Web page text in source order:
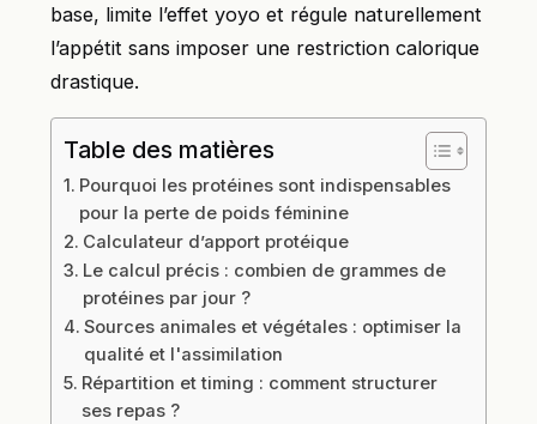
base, limite l’effet yoyo et régule naturellement
l’appétit sans imposer une restriction calorique
drastique.
Table des matières
Pourquoi les protéines sont indispensables
pour la perte de poids féminine
Calculateur d’apport protéique
Le calcul précis : combien de grammes de
protéines par jour ?
Sources animales et végétales : optimiser la
qualité et l'assimilation
Répartition et timing : comment structurer
ses repas ?